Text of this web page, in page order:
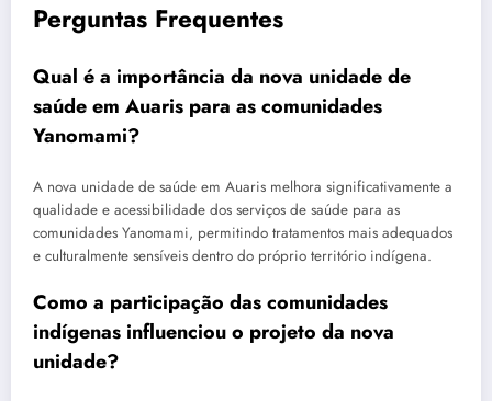
Perguntas Frequentes
Qual é a importância da nova unidade de
saúde em Auaris para as comunidades
Yanomami?
A nova unidade de saúde em Auaris melhora significativamente a
qualidade e acessibilidade dos serviços de saúde para as
comunidades Yanomami, permitindo tratamentos mais adequados
e culturalmente sensíveis dentro do próprio território indígena.
Como a participação das comunidades
indígenas influenciou o projeto da nova
unidade?